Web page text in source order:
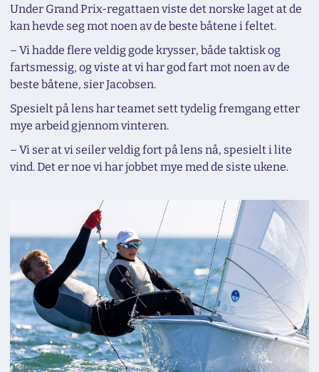
Under Grand Prix-regattaen viste det norske laget at de
kan hevde seg mot noen av de beste båtene i feltet.
– Vi hadde flere veldig gode krysser, både taktisk og
fartsmessig, og viste at vi har god fart mot noen av de
beste båtene, sier Jacobsen.
Spesielt på lens har teamet sett tydelig fremgang etter
mye arbeid gjennom vinteren.
– Vi ser at vi seiler veldig fort på lens nå, spesielt i lite
vind. Det er noe vi har jobbet mye med de siste ukene.